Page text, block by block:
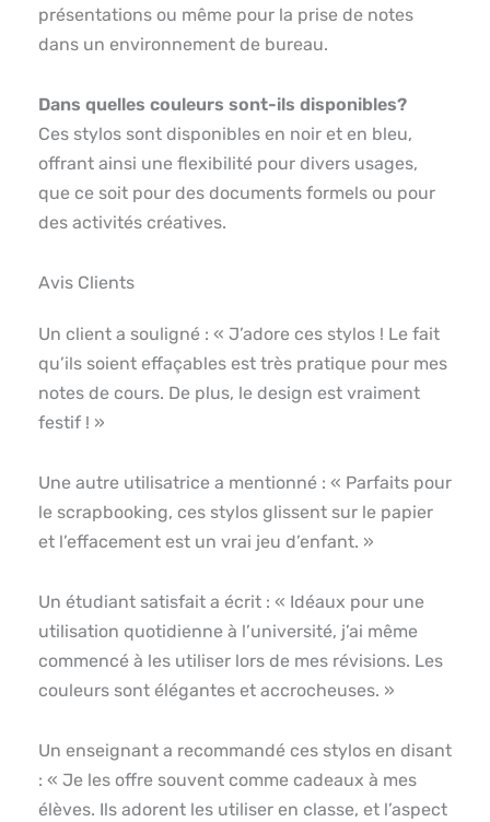
présentations ou même pour la prise de notes
dans un environnement de bureau.
Dans quelles couleurs sont-ils disponibles?
Ces stylos sont disponibles en noir et en bleu,
offrant ainsi une flexibilité pour divers usages,
que ce soit pour des documents formels ou pour
des activités créatives.
Avis Clients
Un client a souligné : « J’adore ces stylos ! Le fait
qu’ils soient effaçables est très pratique pour mes
notes de cours. De plus, le design est vraiment
festif ! »
Une autre utilisatrice a mentionné : « Parfaits pour
le scrapbooking, ces stylos glissent sur le papier
et l’effacement est un vrai jeu d’enfant. »
Un étudiant satisfait a écrit : « Idéaux pour une
utilisation quotidienne à l’université, j’ai même
commencé à les utiliser lors de mes révisions. Les
couleurs sont élégantes et accrocheuses. »
Un enseignant a recommandé ces stylos en disant
: « Je les offre souvent comme cadeaux à mes
élèves. Ils adorent les utiliser en classe, et l’aspect